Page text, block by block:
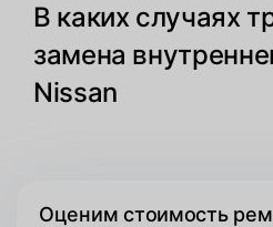
В каких случаях
замена
Nissan
Оценим стоимость